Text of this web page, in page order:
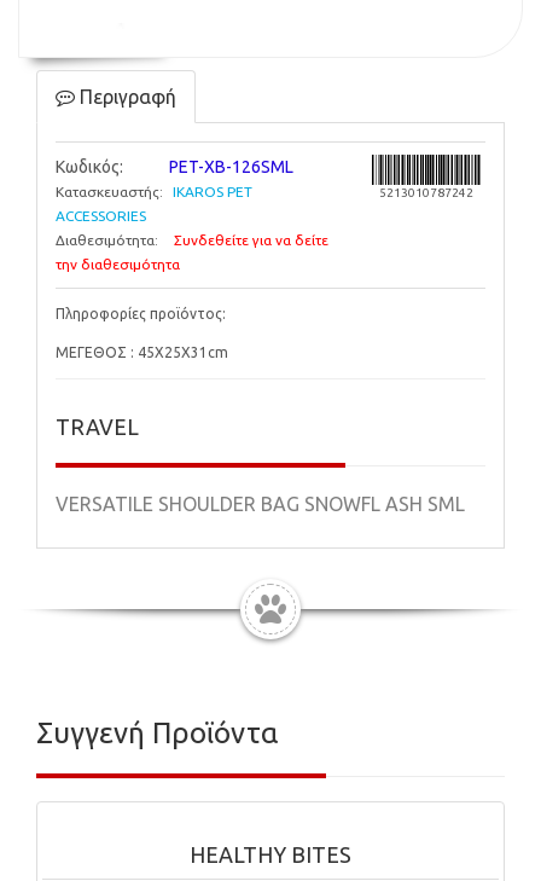
Περιγραφή
Κωδικός: PET-XB-126SML
Κατασκευαστής:
IKAROS PET
ACCESSORIES
Διαθεσιμότητα:
Συνδεθείτε για να δείτε
την διαθεσιμότητα
5213010787242
Πληροφορίες προϊόντος:
ΜΕΓΕΘΟΣ : 45X25X31cm
TRAVEL
VERSATILE SHOULDER BAG SNOWFL ASH SML
Συγγενή Προϊόντα
HEALTHY BITES